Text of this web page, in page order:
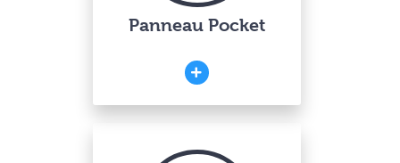
Panneau Pocket